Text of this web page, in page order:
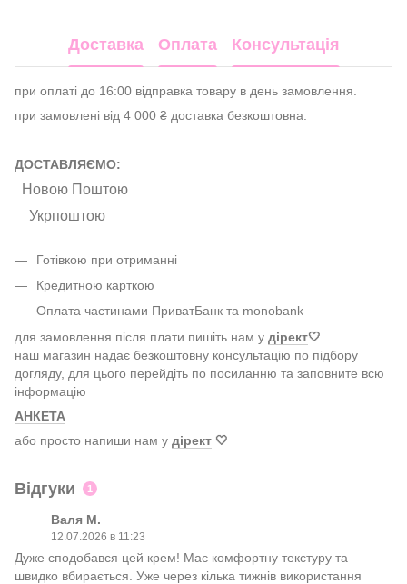
Доставка Оплата Консультація
при оплаті до 16:00 відправка товару в день замовлення.
при замовлені від 4 000 ₴ доставка безкоштовна.
ДОСТАВЛЯЄМО:
Новою Поштою
Укрпоштою
Готівкою при отриманні
Кредитною карткою
Оплата частинами ПриватБанк та monobank
для замовлення після плати пишіть нам у дірект🤍
наш магазин надає безкоштовну консультацію по підбору
догляду, для цього перейдіть по посиланню та заповните всю
інформацію
АНКЕТА
або просто напиши нам у дірект 🤍
Відгуки 1
Валя М.
12.07.2026 в 11:23
Дуже сподобався цей крем! Має комфортну текстуру та
швидко вбирається. Уже через кілька тижнів використання